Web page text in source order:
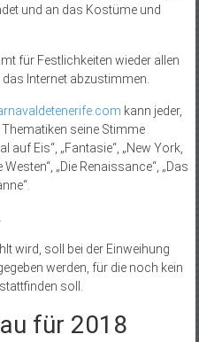
und an das Kostüme und
für Festlichkeiten wieder allen
das Internet abzustimmen.
kann jeder,
seine Stimme
auf Eis“, „Fantasie“, „New York,
„Die Renaissance“, „Das
wird, soll bei der Einweihung
werden, für die noch kein
soll.
für 2018